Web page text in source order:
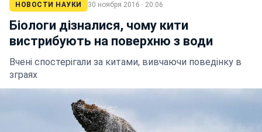
НОВОСТИ НАУКИ 30 ноября 2016 · 20:06
Біологи дізналися, чому кити
вистрибують на поверхню з води
Вчені спостерігали за китами, вивчаючи поведінку в
зграях